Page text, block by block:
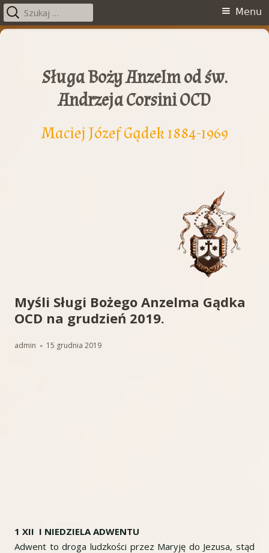
Przeskocz
Sługa Boży Anzelm od św.
Andrzeja Corsini OCD
Maciej Józef Gądek 1884-1969
Menu
główne
Menu
Szukaj:
Myśli Sługi Bożego Anzelma Gądka
OCD na grudzień 2019.
Autor
admin Opublikowano
15 grudnia 2019
1 XII I NIEDZIELA ADWENTU
Adwent to droga ludzkości przez Maryję do Jezusa, stąd